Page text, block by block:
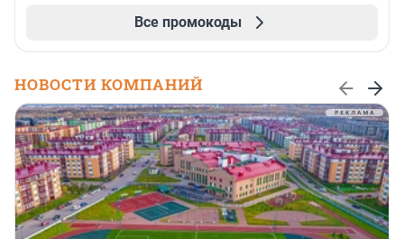
Все промокоды
НОВОСТИ КОМПАНИЙ